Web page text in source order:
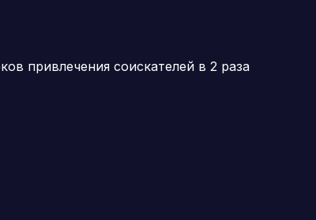
привлечения соискателей в 2 раза